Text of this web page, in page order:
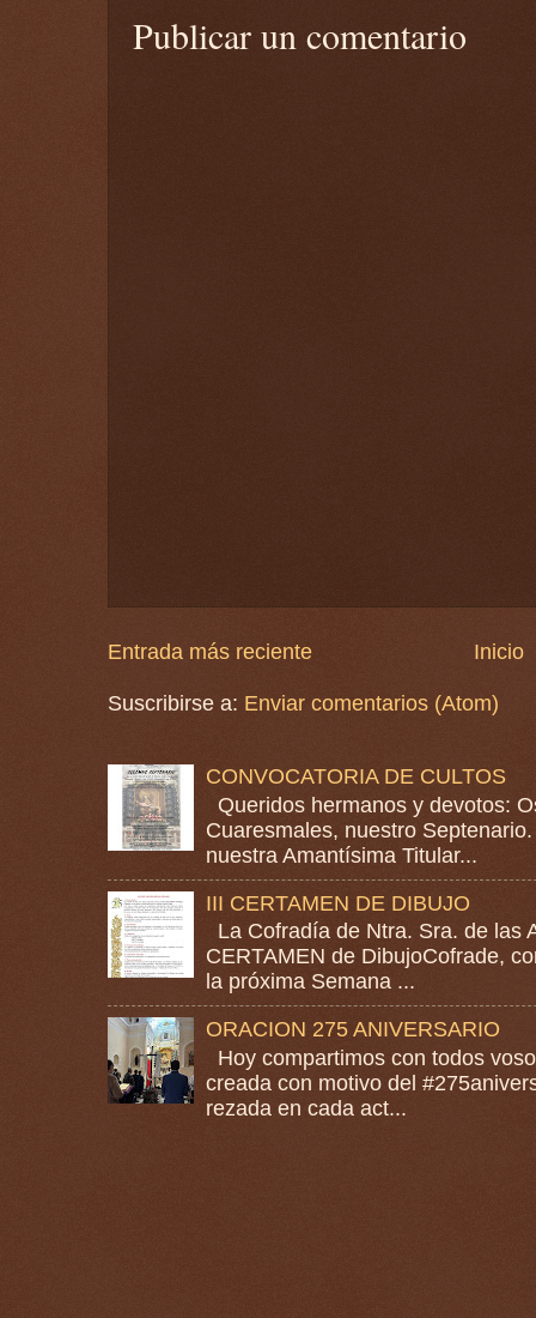
Publicar un comentario
Entrada más reciente Inicio
Suscribirse a: Enviar comentarios (Atom)
CONVOCATORIA DE CULTOS
Queridos hermanos y devotos:
Cuaresmales, nuestro
nuestra Amantísima Titular...
III CERTAMEN DE DIBUJO
La Cofradía de Ntra. Sra. de las
CERTAMEN de DibujoCofrade,
la próxima Semana ...
ORACION 275 ANIVERSARIO
Hoy compartimos con todos
creada con motivo del
rezada en cada act...